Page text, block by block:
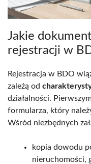
Jakie
rejestracji w
Rejestracja w BDO
zależą od
działalności.
formularza, który
Wśród niezbędnych
kopia dowodu
nieruchomości,